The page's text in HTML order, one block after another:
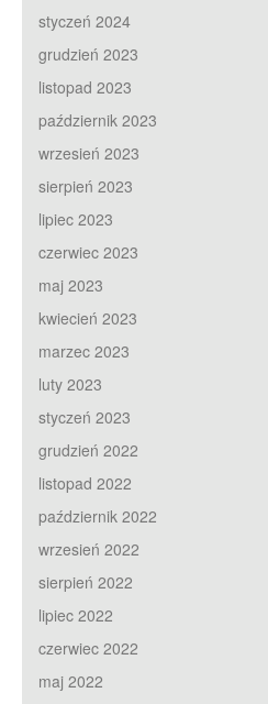
styczeń 2024
grudzień 2023
listopad 2023
październik 2023
wrzesień 2023
sierpień 2023
lipiec 2023
czerwiec 2023
maj 2023
kwiecień 2023
marzec 2023
luty 2023
styczeń 2023
grudzień 2022
listopad 2022
październik 2022
wrzesień 2022
sierpień 2022
lipiec 2022
czerwiec 2022
maj 2022